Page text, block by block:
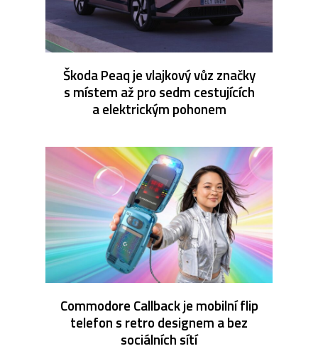
Škoda Peaq je vlajkový vůz značky
s místem až pro sedm cestujících
a elektrickým pohonem
Commodore Callback je mobilní flip
telefon s retro designem a bez
sociálních sítí